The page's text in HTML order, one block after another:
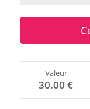
Valeur
30.00 €